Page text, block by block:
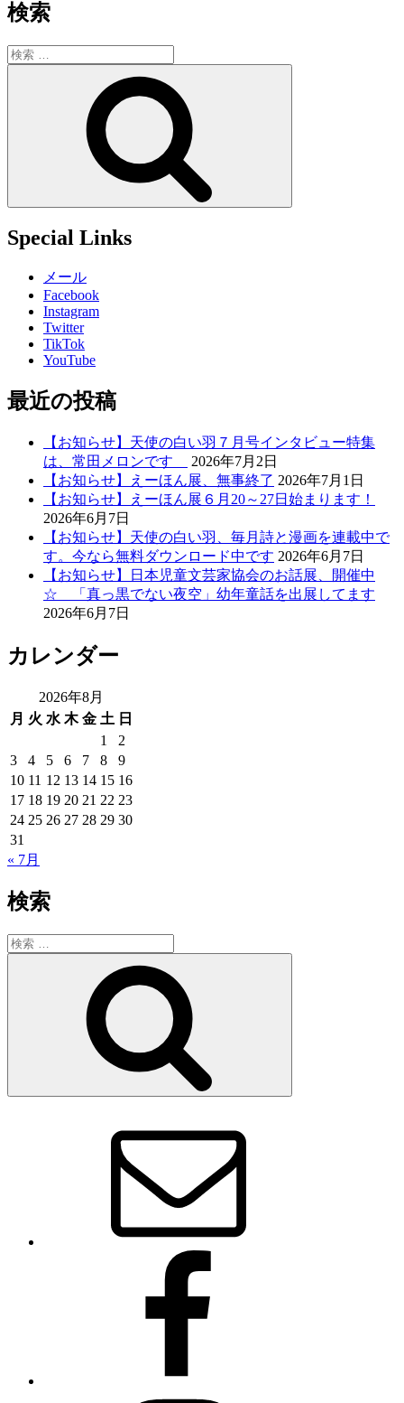
検索
検
索:
Special Links
メール
Facebook
Instagram
Twitter
TikTok
YouTube
最近の投稿
【お知らせ】天使の白い羽７月号インタビュー特集
は、常田メロンです
2026年7月2日
【お知らせ】えーほん展、無事終了 2026年7月1日
【お知らせ】えーほん展６月20～27日始まります！
2026年6月7日
【お知らせ】天使の白い羽、毎月詩と漫画を連載中で
す。今なら無料ダウンロード中です 2026年6月7日
【お知らせ】日本児童文芸家協会のお話展、開催中
☆ 「真っ黒でない夜空」幼年童話を出展してます
2026年6月7日
カレンダー
2026年8月
月 火 水 木 金 土 日
1
2
3
4 5 6 7 8
9
10 11 12 13 14 15 16
17 18 19 20 21 22 23
24 25 26 27 28 29 30
31
« 7月
検索
検
索: